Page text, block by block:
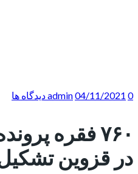
admin04/11/2021 0 دیدگاه ها
۷۶۰ فقره
در قزوین